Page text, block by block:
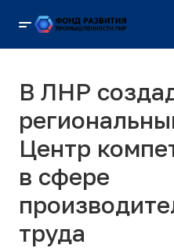
В ЛНР
Центр
в сфере
труда